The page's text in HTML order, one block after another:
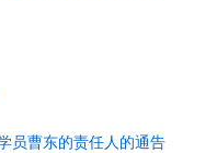
员曹东的责任人的通告